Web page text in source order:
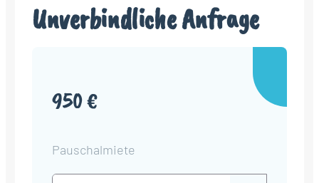
Unverbindliche Anfrage
950 €
Pauschalmiete